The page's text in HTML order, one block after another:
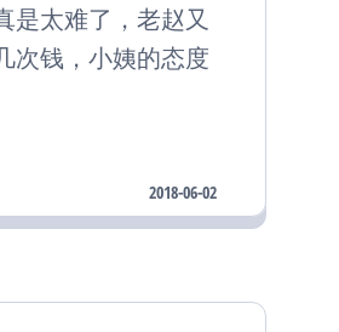
是太难了，老赵又
次钱，小姨的态度
2018-06-02